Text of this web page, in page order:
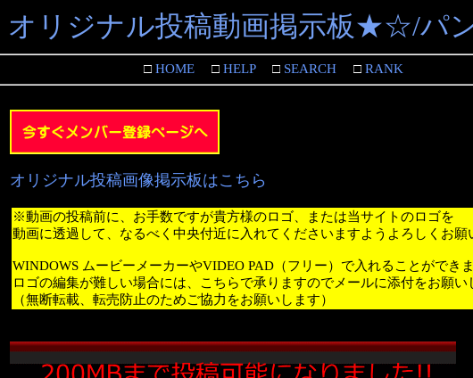
オリジナル投稿動画掲示板★☆/パ
□HOME□HELP□SEARCH□RANK
オリジナル投稿画像掲示板はこちら
※動画の投稿前に、お手数ですが貴方様のロゴ、または当サイトのロゴを
動画に透過して、なるべく中央付近に入れてくださいますようよろしくお願
WINDOWS ムービーメーカーやVIDEO PAD（フリー）で入れることができ
ロゴの編集が難しい場合には、こちらで承りますのでメールに添付をお願い
（無断転載、転売防止のためご協力をお願いします）